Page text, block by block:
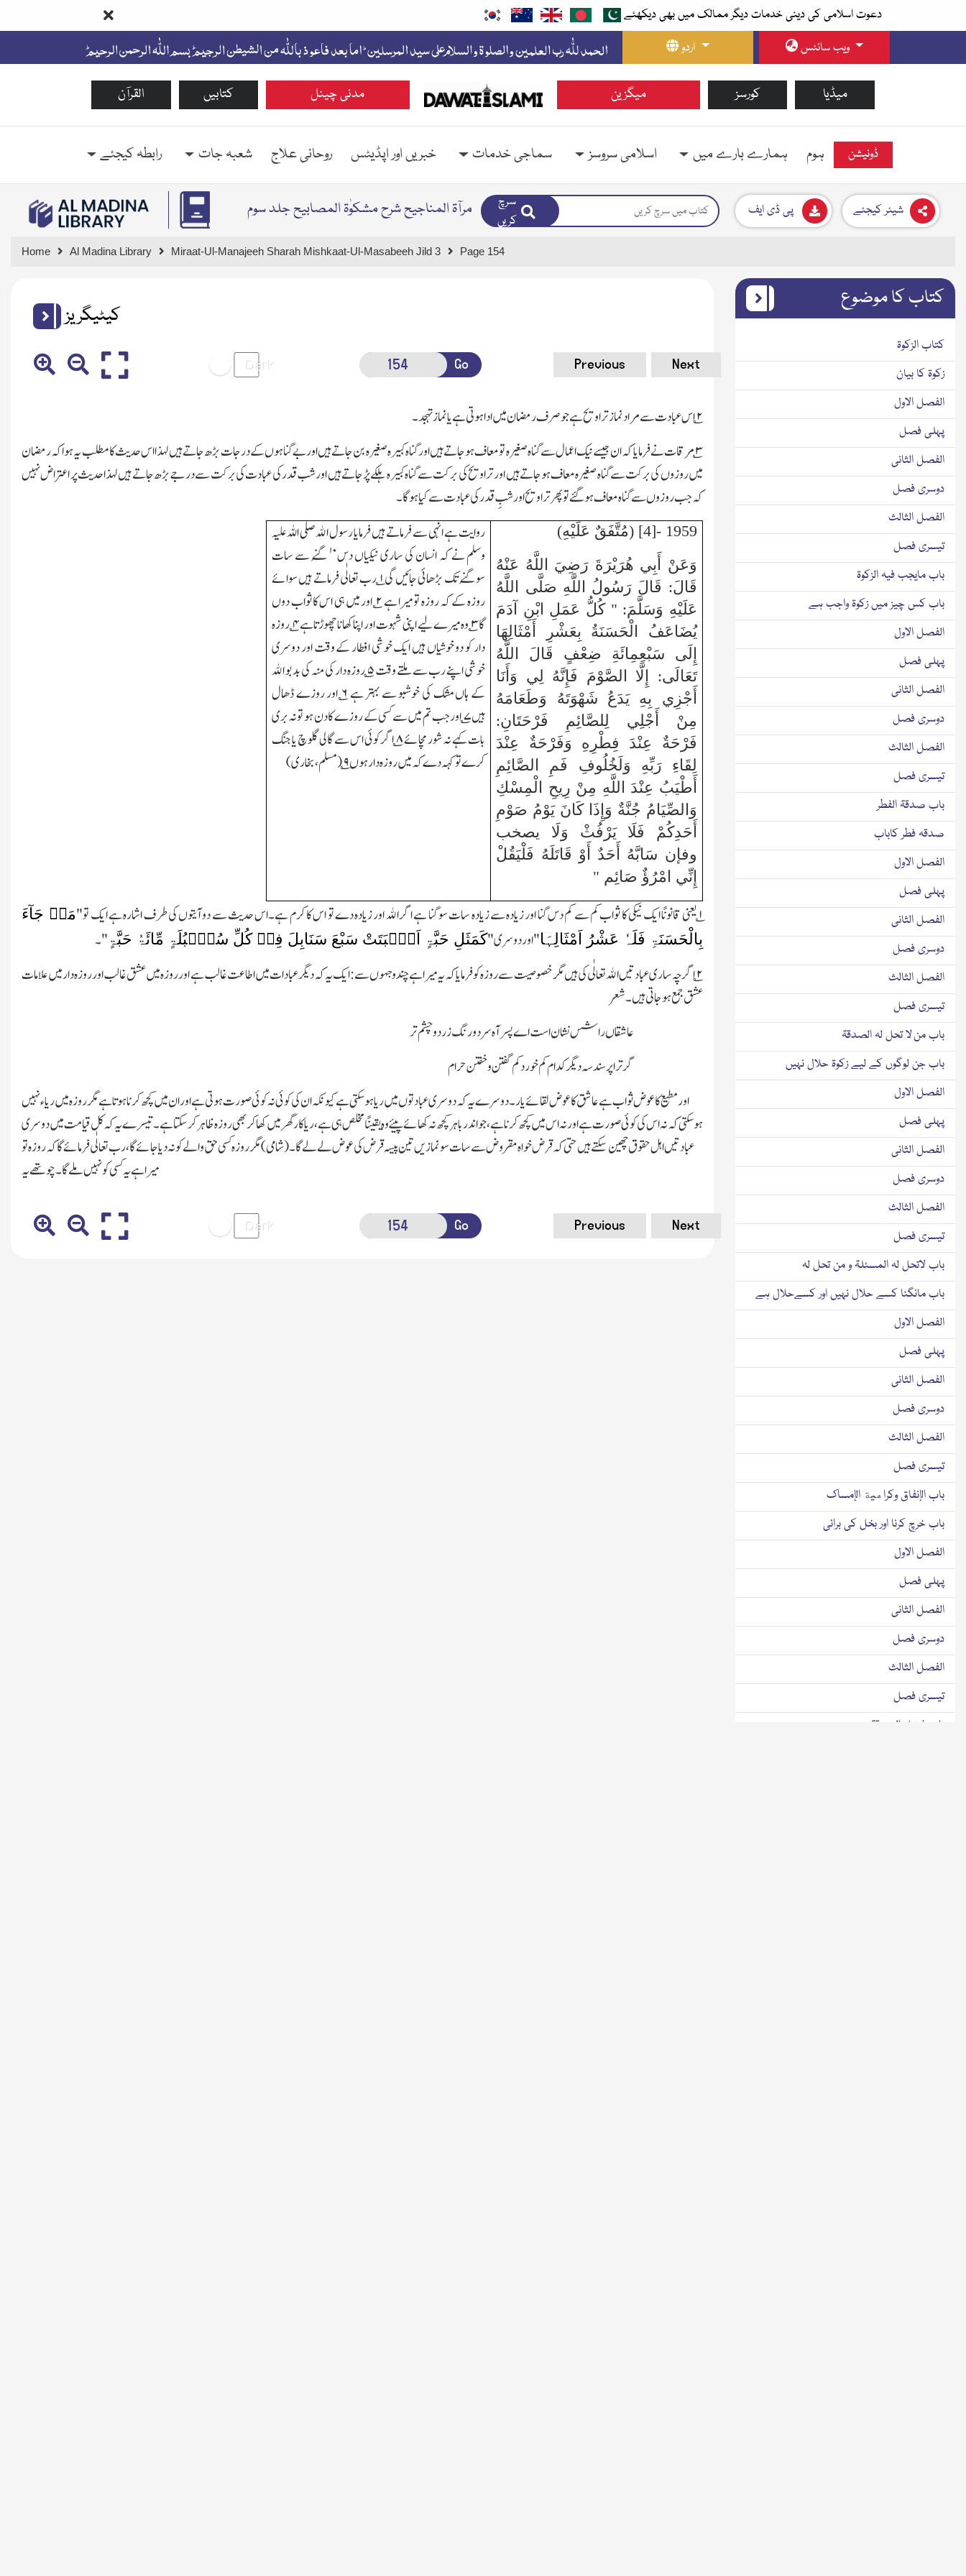
دعوت اسلامی کی دینی خدمات دیگر ممالک میں بھی دیکھئے
اردو
ویب سائٹس
القرآن کتابیں مدنی چینل میگزین کورسز میڈیا
ہوم ہمارے بارے میں اسلامی سروسز سماجی خدمات خبریں اور اپڈیٹس روحانی علاج شعبہ جات رابطہ کیجئے ڈونیشن
مرآۃ المناجیح شرح مشکوٰۃ المصابیح جلد سوم
سرچ
کریں
پی ڈی ایف شیئر کیجئے
Home Al Madina Library Miraat-Ul-Manajeeh Sharah Mishkaat-Ul-Masabeeh Jild 3 Page 154
کیٹیگریز
Go Previous Next
۲؎ اس عبادت سے مراد نماز تراویح ہے جو صرف رمضان میں ادا ہوتی ہے یا نماز تہجد۔
۳؎ مرقات نے فرمایا کہ ان جیسے نیک اعمال سے گناہ صغیرہ تو معاف ہوجاتے ہیں اور گناہ کبیرہ صغیرہ بن جاتے ہیں اور بے گناہوں کے درجات بڑھ جاتے ہیں لہذا اس حدیث کا مطلب یہ ہوا کہ رمضان
میں روزوں کی برکت سے گناہ صغیرہ معاف ہوجاتے ہیں اور تراویح کی برکت سے گناہ کبیرہ ہلکے پڑ جاتے ہیں اور شب قدر کی عبادت کی برکت سے درجے بڑھ جاتے ہیں لہذا حدیث پر اعتراض نہیں
کہ جب روزوں سے گناہ معاف ہوگئے تو پھر تراویح اور شبِ قدر کی عبادت سے کیا ہوگا۔
1959 -[4] (مُتَّفَقٌ عَلَيْهِ)
وَعَنْ أَبِي هُرَيْرَةَ رَضِيَ اللَّهُ عَنْهُ
قَالَ: قَالَ رَسُولُ اللَّهِ صَلَّى اللَّهُ
عَلَيْهِ وَسَلَّمَ: " كُلُّ عَمَلِ ابْنِ آدَمَ
يُضَاعَفُ الْحَسَنَةُ بِعَشْرِ أَمْثَالِهَا
إِلَى سَبْعِمِائَةِ ضِعْفٍ قَالَ اللَّهُ
تَعَالَى: إِلَّا الصَّوْمَ فَإِنَّهُ لِي وَأَنَا
أَجْزِي بِهِ يَدَعُ شَهْوَتَهُ وَطَعَامَهُ
مِنْ أَجْلِي لِلصَّائِمِ فَرْحَتَانِ:
فَرْحَةٌ عِنْدَ فِطْرِهِ وَفَرْحَةٌ عِنْدَ
لِقَاءِ رَبِّهِ وَلَخُلُوفِ فَمِ الصَّائِمِ
أَطْيَبُ عِنْدَ اللَّهِ مِنْ رِيحِ الْمِسْكِ
وَالصِّيَامُ جُنَّةٌ وَإِذَا كَانَ يَوْمُ صَوْمِ
أَحَدِكُمْ فَلَا يَرْفُثْ وَلَا يصخب
وفإن سَابَّهُ أَحَدٌ أَوْ قَاتَلَهُ فَلْيَقُلْ
إِنِّي امْرُؤٌ صَائِم "
روایت ہے انہی سے فرماتے ہیں فرمایا رسول اﷲ صلی اللہ علیہ
وسلم نے کہ انسان کی ساری نیکیاں دس۱۰گُنے سے سات
سوگُنے تک بڑھائی جائیں گی۱؎ رب تعالٰی فرماتے ہیں سوائے
روزہ کے کہ روزہ تو میرا ہے۲؎ اور میں ہی اس کا ثواب دوں
گا۳؎ وہ میرے لیے اپنی شہوت اور اپنا کھانا چھوڑتاہے۴؎ روزہ
دار کو دو خوشیاں ہیں ایک خوشی افطار کے وقت اور دوسری
خوشی اپنے رب سے ملتے وقت۵؎روزہ دار کی منہ کی بدبو اﷲ
کے ہاں مشک کی خوشبو سے بہتر ہے۶؎ اور روزے ڈھال
ہیں۷؎ اور جب تم میں سے کسی کے روزے کا دن ہو تو نہ بری
بات کہے نہ شور مچائے۸؎ اگر کوئی اس سے گالی گلوچ یا جنگ
کرے تو کہہ دے کہ میں روزہ دار ہوں۹؎(مسلم،بخاری)
۱؎یعنی قانونًا ایک نیکی کا ثواب کم سے کم دس گنا اور زیادہ سے زیادہ سات سو گنا ہے اگر اﷲ اور زیادہ دے تو اس کا کرم ہے۔اس حدیث سے دو آیتوں کی طرف اشارہ ہے ایک تو"مَنۡ جَآءَ
بِالْحَسَنَۃِ فَلَہٗ عَشْرُ اَمْثَالِہَا"اور دوسری"کَمَثَلِ حَبَّۃٍ اَنۡۢبَتَتْ سَبْعَ سَنَابِلَ فِیۡ کُلِّ سُنۡۢبُلَۃٍ مِّائَۃُ حَبَّۃٍ"۔
۲؎ اگرچہ ساری عبادتیں اﷲ تعالٰی کی ہیں مگر خصوصیت سے روزہ کو فرمایا کہ یہ میرا ہے چند وجہوں سے:ایک یہ کہ دیگر عبادات میں اطاعت غالب ہے اور روزہ میں عشق غالب اور روزہ دار میں علامات
عشق جمع ہوجاتی ہیں۔شعر
عاشقاں راشس نشان است اے پسر آہ سرد و رنگ زرد و چشم تر
گر ترا پرسند سہ دیگر کدام کم خورد کم گفتن و خفتن حرام
اور مطیع کا عوض ثواب ہے عاشق کا عوض لقائے یار۔دوسرے یہ کہ دوسری عبادتوں میں ریا ہوسکتی ہے کیونکہ ان کی کوئی نہ کوئی صورت ہوتی ہے اور ان میں کچھ کرنا ہوتا ہے مگر روزہ میں ریاء نہیں
ہوسکتی کہ نہ اس کی کوئی صورت ہے اور نہ اس میں کچھ کرنا ہے،جو اندر باہر کچھ نہ کھائے پیئے وہ یقینًا مخلص ہی ہے،ریا کار گھر میں کھا کر بھی روزہ ظاہر کرسکتا ہے۔تیسرے یہ کہ کل قیامت میں دوسری
عبادتیں اہل حقوق چھین سکتے ہیں حتی کہ قرض خواہ مقروض سے سات سو نمازیں تین پیسہ قرض کی عوض لے لے گا۔(شامی)مگر روزہ کسی حق والے کو نہ دیا جائے گا،رب تعالٰی فرمائے گا کہ روزہ تو
میرا ہے یہ کسی کو نہیں ملے گا۔چوتھے یہ
Go Previous Next
کتاب کا موضوع
کتاب الزکوۃ
زکوۃ کا بیان
الفصل الاول
پہلی فصل
الفصل الثانی
دوسری فصل
الفصل الثالث
تیسری فصل
باب مایجب فیہ الزکوۃ
باب کس چیز میں زکوۃ واجب ہے
الفصل الاول
پہلی فصل
الفصل الثانی
دوسری فصل
الفصل الثالث
تیسری فصل
باب صدقۃ الفطر
صدقہ فطر کاباب
الفصل الاول
پہلی فصل
الفصل الثانی
دوسری فصل
الفصل الثالث
تیسری فصل
باب من لا تحل لہ الصدقۃ
باب جن لوگوں کے لیے زکوۃ حلال نہیں
الفصل الاول
پہلی فصل
الفصل الثانی
دوسری فصل
الفصل الثالث
تیسری فصل
باب لاتحل لہ المسئلۃ و من تحل لہ
باب مانگنا کسے حلال نہیں اور کسےحلال ہے
الفصل الاول
پہلی فصل
الفصل الثانی
دوسری فصل
الفصل الثالث
تیسری فصل
باب الإنفاق وكراهية الإمساك
باب خرچ کرنا اور بخل کی برائی
الفصل الاول
پہلی فصل
الفصل الثانی
دوسری فصل
الفصل الثالث
تیسری فصل
باب فضل الصدقۃ